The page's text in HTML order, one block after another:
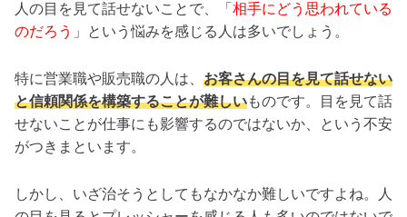
人の目を見て話せないことで、「 相手にどう思われている
のだろう 」という悩みを感じる人は多いでしょう。
特に営業職や販売職の人は、 お客さんの目を見て話せない
と信頼関係を構築することが難しいものです。目を見て話
せないことが仕事にも影響するのではないか、という不安
がつきまといます。
しかし、いざ治そうとしてもなかなか難しいですよね。人